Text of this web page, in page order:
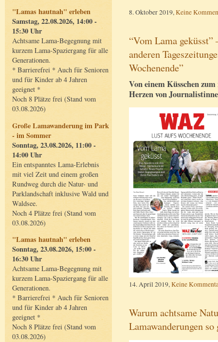
"Lamas hautnah" erleben
Samstag, 22.08.2026, 14:00 -
15:30 Uhr
Achtsame Lama-Begegnung mit
kurzem Lama-Spaziergang für alle
Generationen.
* Barrierefrei * Auch für Senioren
und für Kinder ab 4 Jahren
geeignet *
Noch 8 Plätze frei (Stand vom
03.08.2026)
Große Lamawanderung im Park
- im Sommer
Sonntag, 23.08.2026, 11:00 -
14:00 Uhr
Ein entspanntes Lama-Erlebnis
mit viel Zeit und einem großen
Rundweg durch die Natur- und
Parklandschaft inklusive Wald und
Waldsee.
Noch 4 Plätze frei (Stand vom
03.08.2026)
"Lamas hautnah" erleben
Sonntag, 23.08.2026, 15:00 -
16:30 Uhr
Achtsame Lama-Begegnung mit
kurzem Lama-Spaziergang für alle
Generationen.
* Barrierefrei * Auch für Senioren
und für Kinder ab 4 Jahren
geeignet *
Noch 8 Plätze frei (Stand vom
03.08.2026)
8. Oktober 2019, Keine
“Vom Lama
anderen
Wochenende”
Von einem Küsschen
Herzen von
14. April 2019,Keine
Warum achtsame
Lamawanderungen